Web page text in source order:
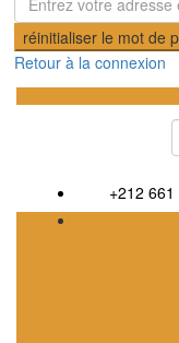
réinitialiser le mot de
Retour à la connexion
+212